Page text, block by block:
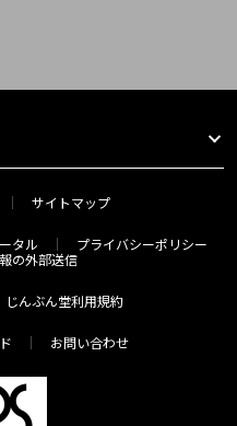
サイトマップ
タル
プライバシーポリシー
の外部送信
じんぶん堂利用規約
お問い合わせ